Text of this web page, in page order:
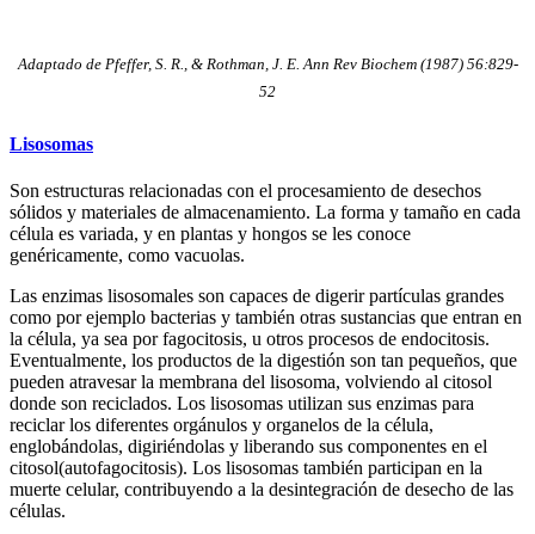
Adaptado de Pfeffer, S. R., & Rothman, J. E. Ann Rev Biochem (1987) 56:829-
52
Lisosomas
Son estructuras relacionadas con el procesamiento de desechos
sólidos y materiales de almacenamiento. La forma y tamaño en cada
célula es variada, y en plantas y hongos se les conoce
genéricamente, como vacuolas.
Las enzimas lisosomales son capaces de digerir partículas grandes
como por ejemplo bacterias y también otras sustancias que entran en
la célula, ya sea por fagocitosis, u otros procesos de endocitosis.
Eventualmente, los productos de la digestión son tan pequeños, que
pueden atravesar la membrana del lisosoma, volviendo al citosol
donde son reciclados. Los lisosomas utilizan sus enzimas para
reciclar los diferentes orgánulos y organelos de la célula,
englobándolas, digiriéndolas y liberando sus componentes en el
citosol(autofagocitosis). Los lisosomas también participan en la
muerte celular, contribuyendo a la desintegración de desecho de las
células.